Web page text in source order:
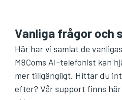
Vanliga frågor och
Här har vi samlat de
M8Coms AI-telefonist kan
mer tillgängligt. Hittar du
efter? Vår support finns